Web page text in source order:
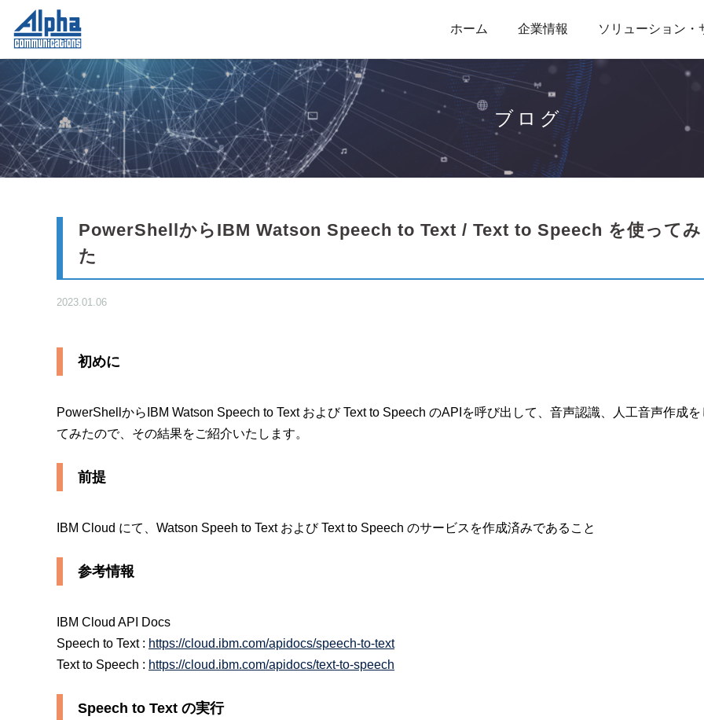
ホーム 企業情報 ソリューション・
ブログ
PowerShellからIBM Watson Speech to Text / Text to Speech を使ってみ
た
2023.01.06
初めに
PowerShellからIBM Watson Speech to Text および Text to Speech のAPIを呼び出して、音声認識、人工音声作成を
てみたので、その結果をご紹介いたします。
前提
IBM Cloud にて、Watson Speeh to Text および Text to Speech のサービスを作成済みであること
参考情報
IBM Cloud API Docs
Speech to Text : https://cloud.ibm.com/apidocs/speech-to-text
Text to Speech : https://cloud.ibm.com/apidocs/text-to-speech
Speech to Text の実行